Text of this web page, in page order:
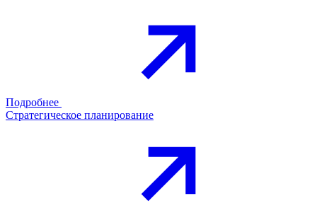
Подробнее
Стратегическое планирование